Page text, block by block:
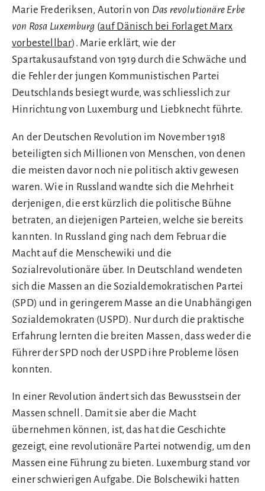
Marie Frederiksen, Autorin von Das revolutionäre Erbe
von Rosa Luxemburg (auf Dänisch bei Forlaget Marx
vorbestellbar). Marie erklärt, wie der
Spartakusaufstand von 1919 durch die Schwäche und
die Fehler der jungen Kommunistischen Partei
Deutschlands besiegt wurde, was schliesslich zur
Hinrichtung von Luxemburg und Liebknecht führte.
An der Deutschen Revolution im November 1918
beteiligten sich Millionen von Menschen, von denen
die meisten davor noch nie politisch aktiv gewesen
waren. Wie in Russland wandte sich die Mehrheit
derjenigen, die erst kürzlich die politische Bühne
betraten, an diejenigen Parteien, welche sie bereits
kannten. In Russland ging nach dem Februar die
Macht auf die Menschewiki und die
Sozialrevolutionäre über. In Deutschland wendeten
sich die Massen an die Sozialdemokratischen Partei
(SPD) und in geringerem Masse an die Unabhängigen
Sozialdemokraten (USPD). Nur durch die praktische
Erfahrung lernten die breiten Massen, dass weder die
Führer der SPD noch der USPD ihre Probleme lösen
konnten.
In einer Revolution ändert sich das Bewusstsein der
Massen schnell. Damit sie aber die Macht
übernehmen können, ist, das hat die Geschichte
gezeigt, eine revolutionäre Partei notwendig, um den
Massen eine Führung zu bieten. Luxemburg stand vor
einer schwierigen Aufgabe. Die Bolschewiki hatten